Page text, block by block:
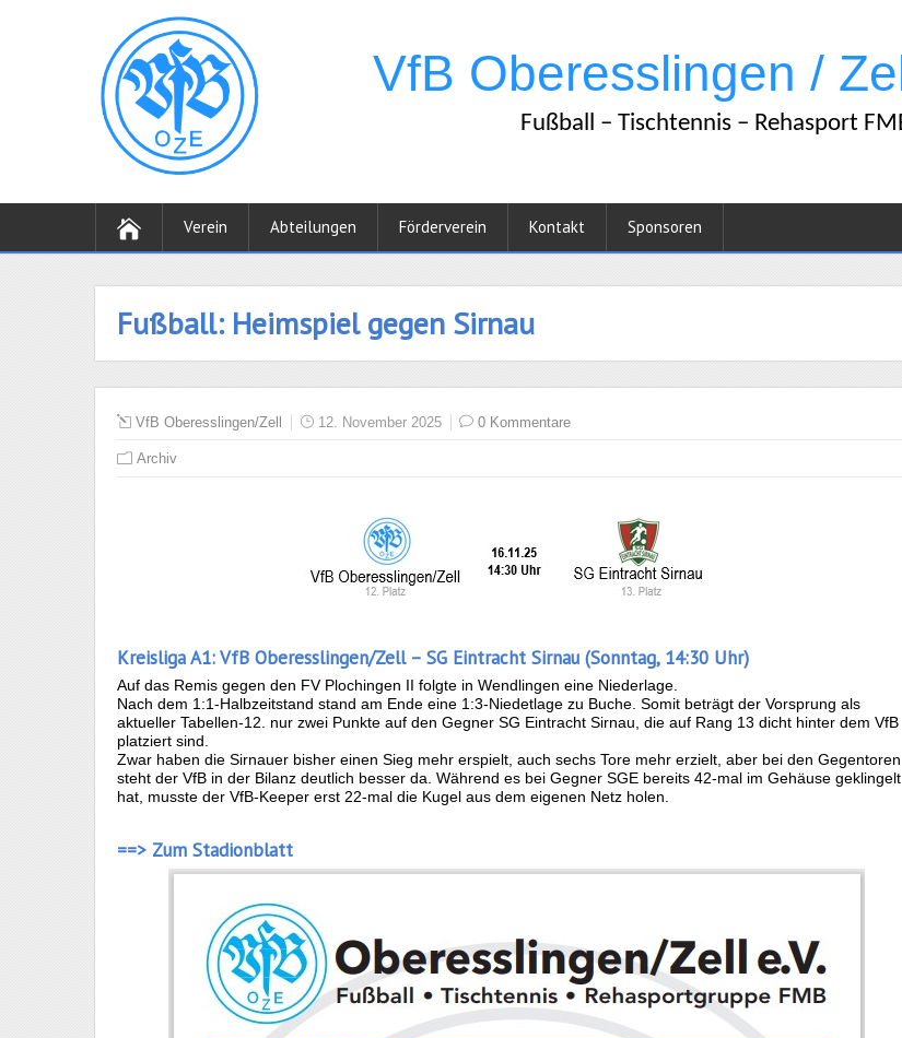
Verein Abteilungen Förderverein Kontakt Sponsoren
Fußball: Heimspiel gegen Sirnau
VfB Oberesslingen/Zell 12. November 2025 0 Kommentare
Archiv
Kreisliga A1: VfB Oberesslingen/Zell – SG Eintracht Sirnau (Sonntag, 14:30 Uhr)
Auf das Remis gegen den FV Plochingen II folgte in Wendlingen eine Niederlage.
Nach dem 1:1-Halbzeitstand stand am Ende eine 1:3-Niedetlage zu Buche. Somit beträgt der Vorsprung als
aktueller Tabellen-12. nur zwei Punkte auf den Gegner SG Eintracht Sirnau, die auf Rang 13 dicht hinter dem VfB
platziert sind.
Zwar haben die Sirnauer bisher einen Sieg mehr erspielt, auch sechs Tore mehr erzielt, aber bei den Gegentoren
steht der VfB in der Bilanz deutlich besser da. Während es bei Gegner SGE bereits 42-mal im Gehäuse geklingelt
hat, musste der VfB-Keeper erst 22-mal die Kugel aus dem eigenen Netz holen.
==> Zum Stadionblatt